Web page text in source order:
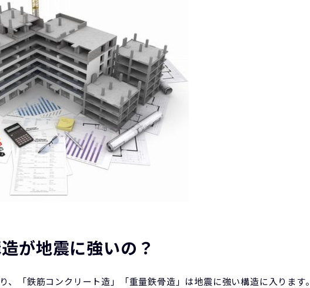
が地震に強いの？
、「鉄筋コンクリート造」「重量鉄骨造」は地震に強い構造に入ります。